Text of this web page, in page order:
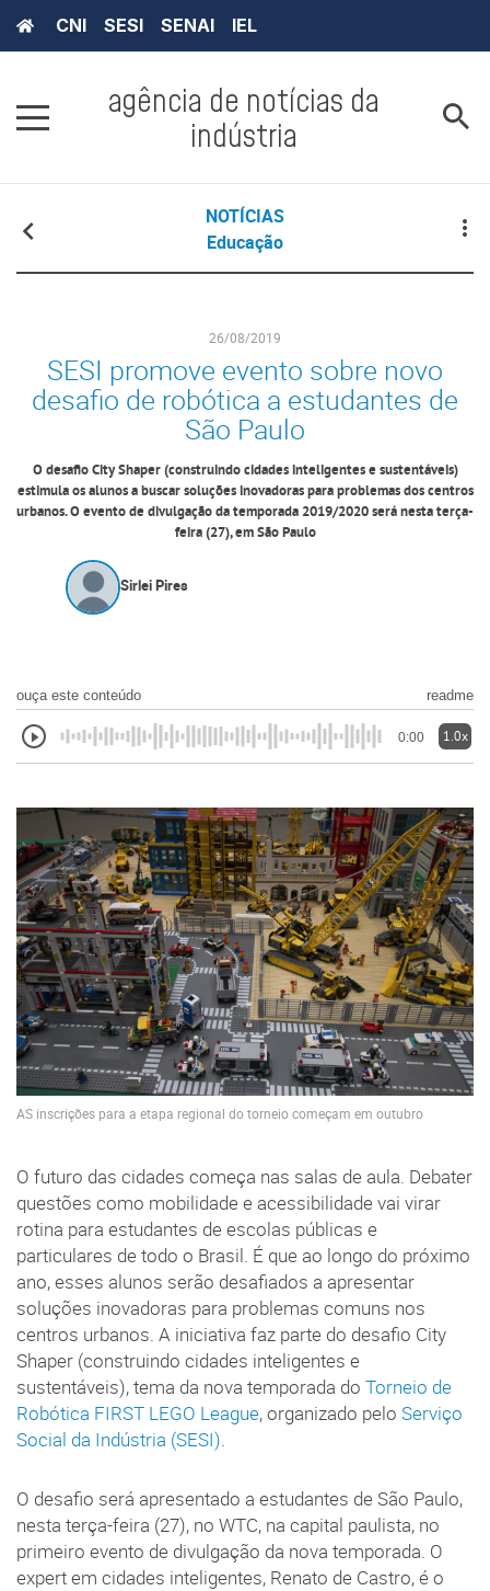
CNI SESI SENAI IEL
agência de notícias da
indústria
NOTÍCIAS
Educação
26/08/2019
SESI promove evento sobre novo
desafio de robótica a estudantes de
São Paulo
O desafio City Shaper (construindo cidades inteligentes e sustentáveis)
estimula os alunos a buscar soluções inovadoras para problemas dos centros
urbanos. O evento de divulgação da temporada 2019/2020 será nesta terça-
feira (27), em São Paulo
Sirlei Pires
ouça este conteúdo readme
0:00 1.0x
AS inscrições para a etapa regional do torneio começam em outubro
O futuro das cidades começa nas salas de aula. Debater
questões como mobilidade e acessibilidade vai virar
rotina para estudantes de escolas públicas e
particulares de todo o Brasil. É que ao longo do próximo
ano, esses alunos serão desafiados a apresentar
soluções inovadoras para problemas comuns nos
centros urbanos. A iniciativa faz parte do desafio City
Shaper (construindo cidades inteligentes e
sustentáveis), tema da nova temporada do Torneio de
Robótica FIRST LEGO League, organizado pelo Serviço
Social da Indústria (SESI).
O desafio será apresentado a estudantes de São Paulo,
nesta terça-feira (27), no WTC, na capital paulista, no
primeiro evento de divulgação da nova temporada. O
expert em cidades inteligentes, Renato de Castro, é o